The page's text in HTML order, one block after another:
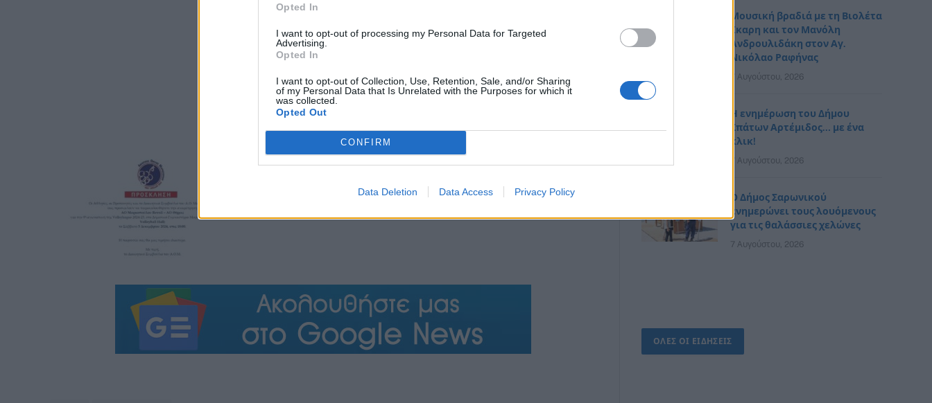
Opted In
I want to opt-out of processing my Personal Data for Targeted
Advertising.
Opted In
I want to opt-out of Collection, Use, Retention, Sale, and/or Sharing
of my Personal Data that Is Unrelated with the Purposes for which it
was collected.
Opted Out
CONFIRM
Data Deletion Data Access Privacy Policy
Μουσική βραδιά με τη Βιολέτα
Ίκαρη και τον Μανόλη
Ανδρουλιδάκη στον Αγ.
Νικόλαο Ραφήνας
7 Αυγούστου, 2026
Η ενημέρωση του Δήμου
Σπάτων Αρτέμιδος… με ένα
κλικ!
7 Αυγούστου, 2026
Ο Δήμος Σαρωνικού
ενημερώνει τους λουόμενους
για τις θαλάσσιες χελώνες
7 Αυγούστου, 2026
ΟΛΕΣ ΟΙ ΕΙΔΗΣΕΙΣ